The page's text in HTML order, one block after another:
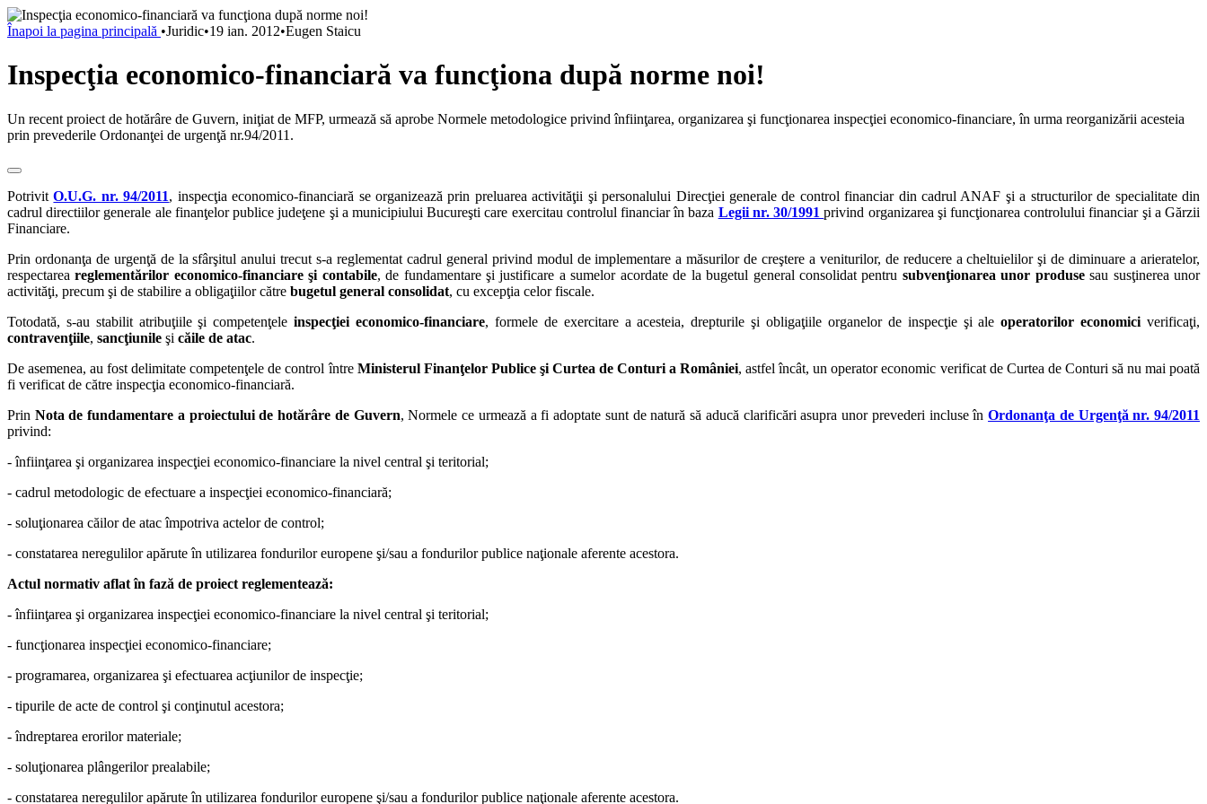
Înapoi la pagina principală •Juridic•19 ian. 2012•Eugen Staicu
Inspecţia economico-financiară va funcţiona după norme noi!
Un recent proiect de hotărâre de Guvern, iniţiat de MFP, urmează să aprobe Normele metodologice privind înfiinţarea, organizarea şi funcţionarea inspecţiei economico-financiare, în urma reorganizării acesteia
prin prevederile Ordonanţei de urgenţă nr.94/2011.
PotrivitO.U.G. nr. 94/2011, inspecţia economico-financiară se organizează prin preluarea activităţii şi personalului Direcţiei generale de control financiar din cadrul ANAF şi a structurilor de specialitate din
cadrul directiilor generale ale finanţelor publice judeţene şi a municipiului Bucureşti care exercitau controlul financiar în baza Legii nr. 30/1991privind organizarea şi funcţionarea controlului financiar şi a Gărzii
Financiare.
Prin ordonanţa de urgenţă de la sfârşitul anului trecut s-a reglementat cadrul general privind modul de implementare a măsurilor de creştere a veniturilor, de reducere a cheltuielilor şi de diminuare a arieratelor,
respectareareglementărilor economico-financiare şi contabile, de fundamentare şi justificare a sumelor acordate de la bugetul general consolidat pentru subvenţionarea unor produsesau susţinerea unor
activităţi, precum şi de stabilire a obligaţiilor către bugetul general consolidat, cu excepţia celor fiscale.
Totodată, s-au stabilit atribuţiile şi competenţele inspecţiei economico-financiare, formele de exercitare a acesteia, drepturile şi obligaţiile organelor de inspecţie şi ale operatorilor economici verificaţi,
contravenţiile, sancţiunile şi căile de atac.
De asemenea, au fost delimitate competenţele de control între Ministerul Finanţelor Publice şi Curtea de Conturi a României, astfel încât, un operator economic verificat de Curtea de Conturi să nu mai poată
fi verificat de către inspecţia economico-financiară.
Prin Nota de fundamentare a proiectului de hotărâre de Guvern, Normele ce urmează a fi adoptate sunt de natură să aducă clarificări asupra unor prevederi incluse înOrdonanţa de Urgenţă nr. 94/2011
privind:
- înfiinţarea şi organizarea inspecţiei economico-financiare la nivel central şi teritorial;
- cadrul metodologic de efectuare a inspecţiei economico-financiară;
- soluţionarea căilor de atac împotriva actelor de control;
- constatarea neregulilor apărute în utilizarea fondurilor europene şi/sau a fondurilor publice naţionale aferente acestora.
Actul normativ aflat în fază de proiect reglementează:
- înfiinţarea şi organizarea inspecţiei economico-financiare la nivel central şi teritorial;
- funcţionarea inspecţiei economico-financiare;
- programarea, organizarea şi efectuarea acţiunilor de inspecţie;
- tipurile de acte de control şi conţinutul acestora;
- îndreptarea erorilor materiale;
- soluţionarea plângerilor prealabile;
- constatarea neregulilor apărute în utilizarea fondurilor europene şi/sau a fondurilor publice naţionale aferente acestora.